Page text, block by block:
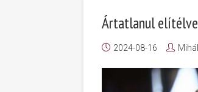
Ártatlanul
2024-08-16